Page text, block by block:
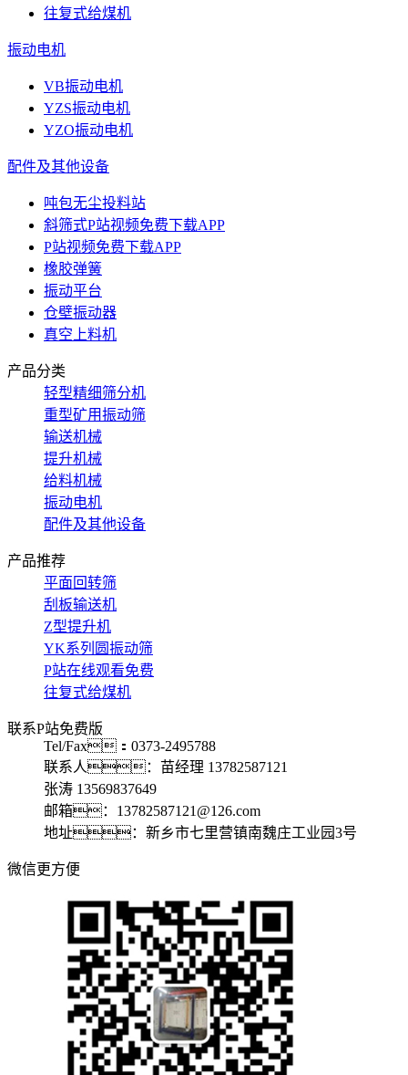
往复式给煤机
振动电机
VB振动电机
YZS振动电机
YZO振动电机
配件及其他设备
吨包无尘投料站
斜筛式P站视频免费下载APP
P站视频免费下载APP
橡胶弹簧
振动平台
仓壁振动器
真空上料机
产品分类
轻型精细筛分机
重型矿用振动筛
输送机械
提升机械
给料机械
振动电机
配件及其他设备
产品推荐
平面回转筛
刮板输送机
Z型提升机
YK系列圆振动筛
P站在线观看免费
往复式给煤机
联系P站免费版
Tel/Fax：0373-2495788
联系人：苗经理 13782587121
张涛 13569837649
邮箱：13782587121@126.com
地址：新乡市七里营镇南魏庄工业园3号
微信更方便